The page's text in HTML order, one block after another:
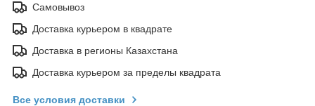
Самовывоз
Доставка курьером в квадрате
Доставка в регионы Казахстана
Доставка курьером за пределы квадрата
Все условия доставки